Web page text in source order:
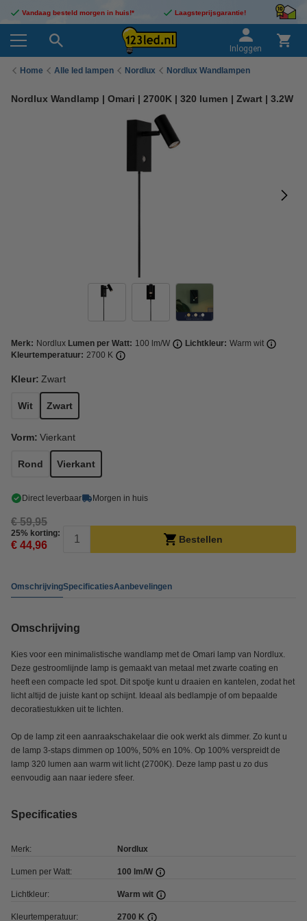
Vandaag besteld morgen in huis!* Laagsteprijsgarantie!
Inloggen
Home Alle led lampen Nordlux Nordlux Wandlampen
Nordlux Wandlamp | Omari | 2700K | 320 lumen | Zwart | 3.2W
Merk: Nordlux Lumen per Watt: 100 lm/W Lichtkleur: Warm wit
Kleurtemperatuur: 2700 K
Kleur: Zwart
Wit Zwart
Vorm: Vierkant
Rond Vierkant
Direct leverbaar Morgen in huis
€ 59,95
25% korting:
€ 44,96 Bestellen
OmschrijvingSpecificatiesAanbevelingen
Omschrijving
Kies voor een minimalistische wandlamp met de Omari lamp van Nordlux.
Deze gestroomlijnde lamp is gemaakt van metaal met zwarte coating en
heeft een compacte led spot. Dit spotje kunt u draaien en kantelen, zodat het
licht altijd de juiste kant op schijnt. Ideaal als bedlampje of om bepaalde
decoratiestukken uit te lichten.
Op de lamp zit een aanraakschakelaar die ook werkt als dimmer. Zo kunt u
de lamp 3-staps dimmen op 100%, 50% en 10%. Op 100% verspreidt de
lamp 320 lumen aan warm wit licht (2700K). Deze lamp past u zo dus
eenvoudig aan naar iedere sfeer.
Specificaties
Merk: Nordlux
Lumen per Watt: 100 lm/W
Lichtkleur: Warm wit
Kleurtemperatuur: 2700 K